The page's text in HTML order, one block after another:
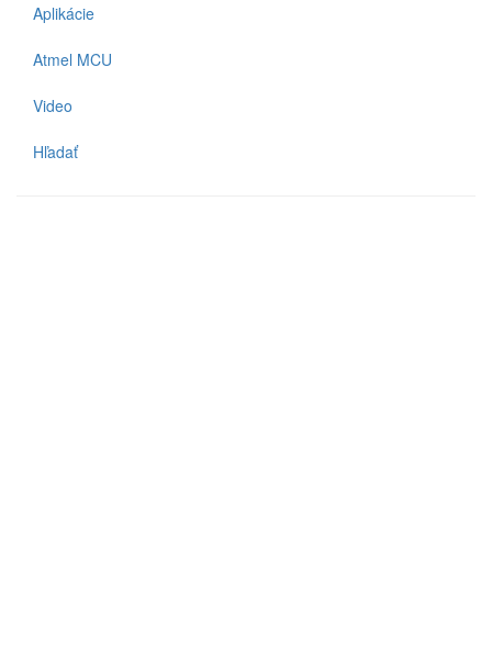
Aplikácie
Atmel MCU
Video
Hľadať